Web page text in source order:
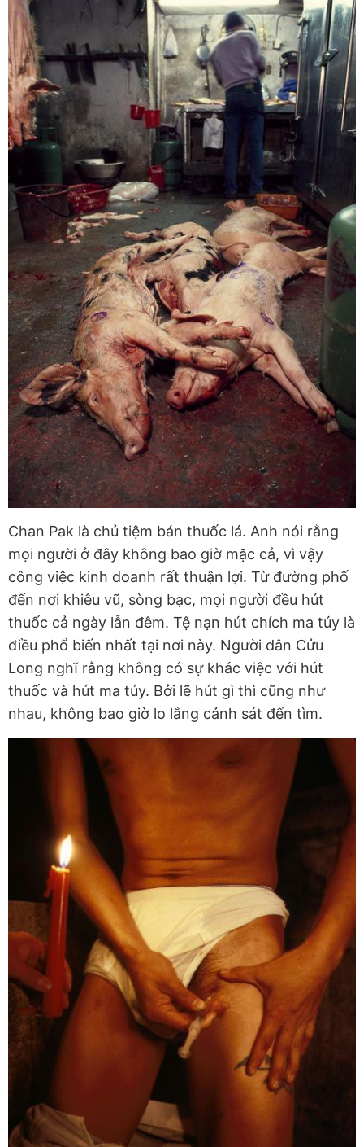
Chan Pak là chủ tiệm bán thuốc lá. Anh nói rằng
mọi người ở đây không bao giờ mặc cả, vì vậy
công việc kinh doanh rất thuận lợi. Từ đường phố
đến nơi khiêu vũ, sòng bạc, mọi người đều hút
thuốc cả ngày lẫn đêm. Tệ nạn hút chích ma túy là
điều phổ biến nhất tại nơi này. Người dân Cửu
Long nghĩ rằng không có sự khác việc với hút
thuốc và hút ma túy. Bởi lẽ hút gì thì cũng như
nhau, không bao giờ lo lắng cảnh sát đến tìm.